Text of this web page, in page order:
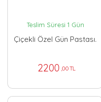
Teslim Süresi 1 Gün
Çiçekli Özel Gün Pastası.
2200 ,00 TL